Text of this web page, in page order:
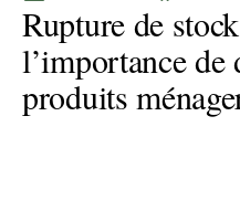
Rupture de
l’importance
produits